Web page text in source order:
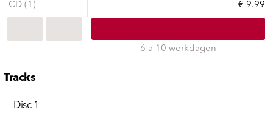
CD (1) € 9.99
6 a 10 werkdagen
Tracks
Disc 1